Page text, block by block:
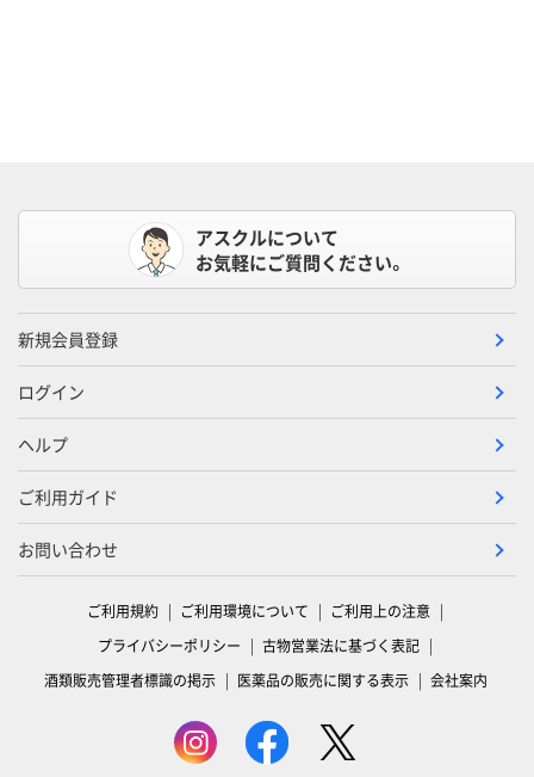
アスクルについて
お気軽にご質問ください。
新規会員登録
ログイン
ヘルプ
ご利用ガイド
お問い合わせ
ご利用規約 ご利用環境について
ご利用上の注意
プライバシーポリシー
古物営業法に基づく表記
酒類販売管理者標識の掲示
医薬品の販売に関する表示 会社案内